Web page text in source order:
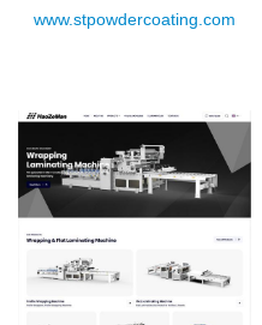
www.stpowdercoating.com